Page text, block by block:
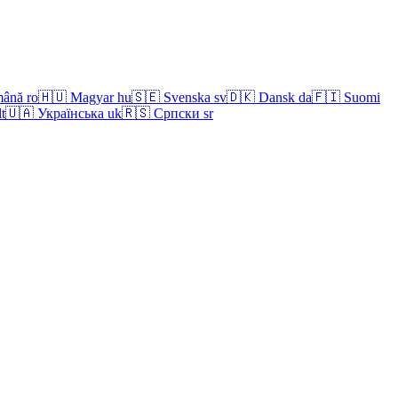
ro🇭🇺 Magyar hu🇸🇪 Svenska sv🇩🇰 Dansk da🇫🇮 Suomi
🇺🇦 Українська uk🇷🇸 Српски sr